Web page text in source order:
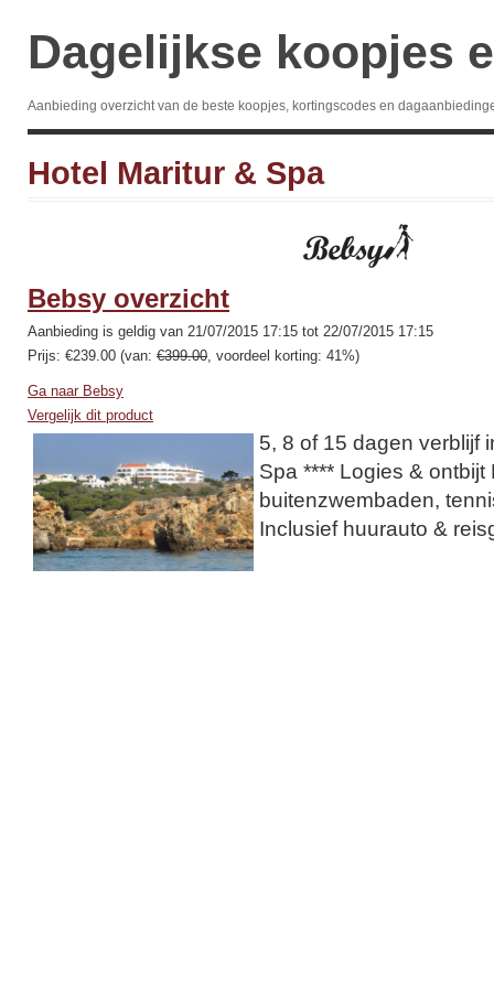
Dagelijkse koopjes
Aanbieding overzicht van de beste koopjes, kortingscodes en
Hotel Maritur & Spa
Bebsy overzicht
Aanbieding is geldig van 21/07/2015 17:15 tot 22/07/2015 17:15
Prijs: €239.00 (van: €399.00, voordeel korting: 41%)
Ga naar Bebsy
Vergelijk dit product
5, 8 of 15 dagen verblijf
Spa **** Logies & ontbijt
buitenzwembaden,
Inclusief huurauto &